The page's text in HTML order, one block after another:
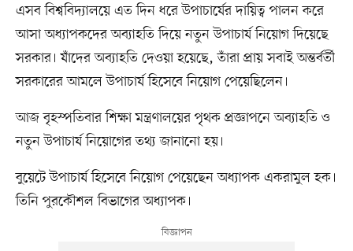
এসব বিশ্ববিদ্যালয়ে এত দিন ধরে উপাচার্যের দায়িত্ব পালন করে
আসা অধ্যাপকদের অব্যাহতি দিয়ে নতুন উপাচার্য নিয়োগ দিয়েছে
সরকার। যাঁদের অব্যাহতি দেওয়া হয়েছে, তাঁরা প্রায় সবাই অন্তর্বর্তী
সরকারের আমলে উপাচার্য হিসেবে নিয়োগ পেয়েছিলেন।
আজ বৃহস্পতিবার শিক্ষা মন্ত্রণালয়ের পৃথক প্রজ্ঞাপনে অব্যাহতি ও
নতুন উপাচার্য নিয়োগের তথ্য জানানো হয়।
বুয়েটে উপাচার্য হিসেবে নিয়োগ পেয়েছেন অধ্যাপক একরামুল হক।
তিনি পুরকৌশল বিভাগের অধ্যাপক।